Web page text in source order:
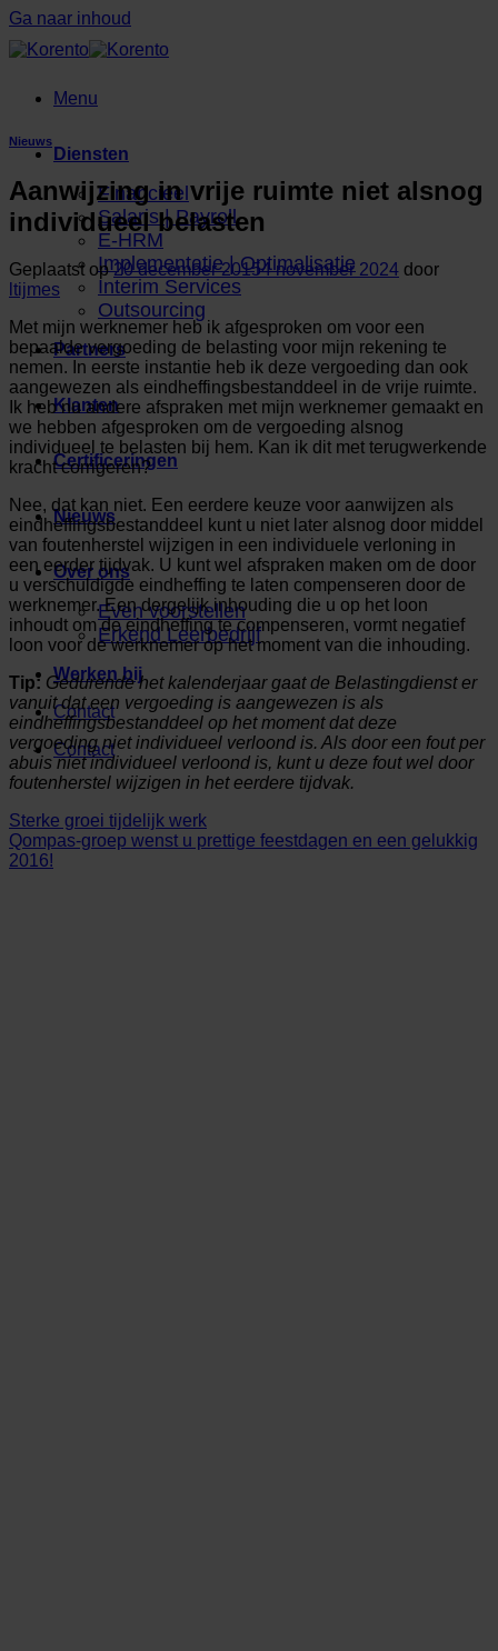
Ga naar inhoud
Menu
Diensten
Financieel
Salaris | Payroll
E-HRM
Implementatie | Optimalisatie
Interim Services
Outsourcing
Partners
Klanten
Certificeringen
Nieuws
Over ons
Even voorstellen
Erkend Leerbedrijf
Werken bij
Contact
Contact
Nieuws
Aanwijzing in vrije ruimte niet alsnog
individueel belasten
Geplaatst op20 december 20154 november 2024 door
ltijmes
Met mijn werknemer heb ik afgesproken om voor een
bepaalde vergoeding de belasting voor mijn rekening te
nemen. In eerste instantie heb ik deze vergoeding dan ook
aangewezen als eindheffingsbestanddeel in de vrije ruimte.
Ik heb nu andere afspraken met mijn werknemer gemaakt en
we hebben afgesproken om de vergoeding alsnog
individueel te belasten bij hem. Kan ik dit met terugwerkende
kracht corrigeren?
Nee, dat kan niet. Een eerdere keuze voor aanwijzen als
eindheffingsbestanddeel kunt u niet later alsnog door middel
van foutenherstel wijzigen in een individuele verloning in
een eerder tijdvak. U kunt wel afspraken maken om de door
u verschuldigde eindheffing te laten compenseren door de
werknemer. Een dergelijk inhouding die u op het loon
inhoudt om de eindheffing te compenseren, vormt negatief
loon voor de werknemer op het moment van die inhouding.
Tip: Gedurende het kalenderjaar gaat de Belastingdienst er
vanuit dat een vergoeding is aangewezen is als
eindheffingsbestanddeel op het moment dat deze
vergoeding niet individueel verloond is. Als door een fout per
abuis niet individueel verloond is, kunt u deze fout wel door
foutenherstel wijzigen in het eerdere tijdvak.
Sterke groei tijdelijk werk
Qompas-groep wenst u prettige feestdagen en een gelukkig
2016!